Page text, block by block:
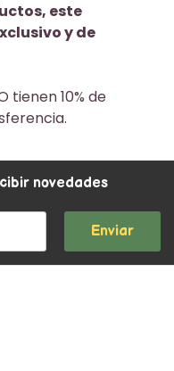
este
y de
tienen 10% de
novedades
Enviar